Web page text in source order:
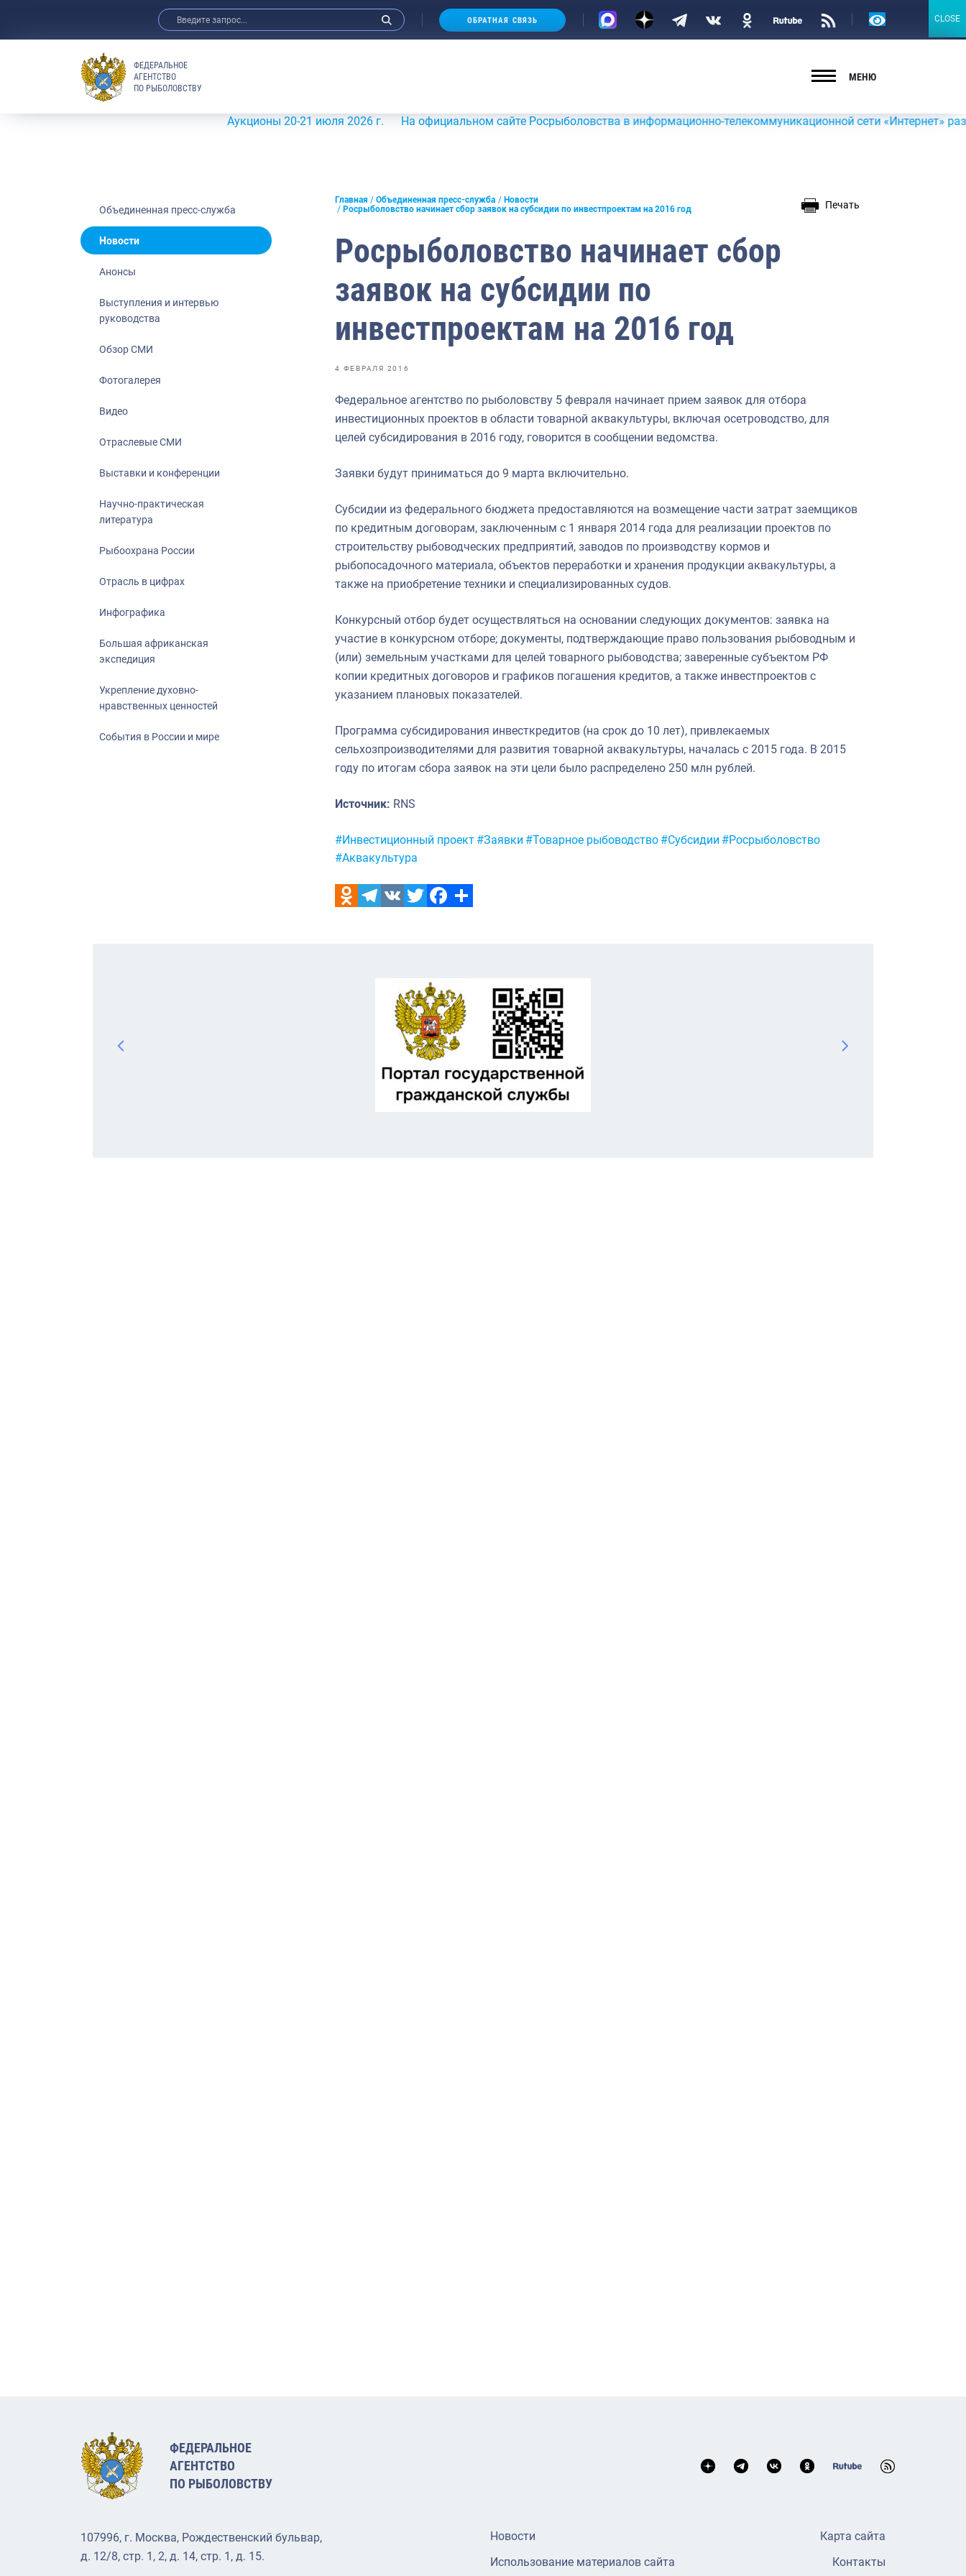
Анонсы
Отраслевые СМИ
Выставки и конференции
Рыбоохрана России
Отрасль в цифрах
Большая африканская экспедиция
ОБРАТНАЯ СВЯЗЬ
Версия
ФЕДЕРАЛЬНОЕ
АГЕНТСТВО
ПО РЫБОЛОВСТВУ
МЕНЮ
Аукционы 20-21 июля 2026 г. На официальном сайте Росрыболовства в информационно-телекоммуникационной сети «Интернет»
Объединенная пресс-служба
Новости
Анонсы
Выступления и интервью
руководства
Обзор СМИ
Фотогалерея
Видео
Отраслевые СМИ
Выставки и конференции
Научно-практическая
литература
Рыбоохрана России
Отрасль в цифрах
Инфографика
Большая африканская
экспедиция
Укрепление духовно-
нравственных ценностей
События в России и мире
Главная Объединенная пресс-служба
Новости
Росрыболовство начинает сбор заявок на субсидии по инвестпроектам на 2016 год
Печать
Росрыболовство начинает сбор
заявок на субсидии по
инвестпроектам на 2016 год
4 ФЕВРАЛЯ 2016
Федеральное агентство по рыболовству 5 февраля начинает прием заявок для отбора
инвестиционных проектов в области товарной аквакультуры, включая осетроводство, для
целей субсидирования в 2016 году, говорится в сообщении ведомства.
Заявки будут приниматься до 9 марта включительно.
Субсидии из федерального бюджета предоставляются на возмещение части затрат заемщиков
по кредитным договорам, заключенным с 1 января 2014 года для реализации проектов по
строительству рыбоводческих предприятий, заводов по производству кормов и
рыбопосадочного материала, объектов переработки и хранения продукции аквакультуры, а
также на приобретение техники и специализированных судов.
Конкурсный отбор будет осуществляться на основании следующих документов: заявка на
участие в конкурсном отборе; документы, подтверждающие право пользования рыбоводным и
(или) земельным участками для целей товарного рыбоводства; заверенные субъектом РФ
копии кредитных договоров и графиков погашения кредитов, а также инвестпроектов с
указанием плановых показателей.
Программа субсидирования инвесткредитов (на срок до 10 лет), привлекаемых
сельхозпроизводителями для развития товарной аквакультуры, началась с 2015 года. В 2015
году по итогам сбора заявок на эти цели было распределено 250 млн рублей.
Источник: RNS
Метки:
#Инвестиционный проект #Заявки #Товарное рыбоводство #Субсидии #Росрыболовство
#Аквакультура
ФЕДЕРАЛЬНОЕ
АГЕНТСТВО
ПО РЫБОЛОВСТВУ
107996, г. Москва, Рождественский бульвар,
д. 12/8, стр. 1, 2, д. 14, стр. 1, д. 15.
Новости
Использование материалов сайта
Карта сайта
Контакты
CLOSE
CLOSE